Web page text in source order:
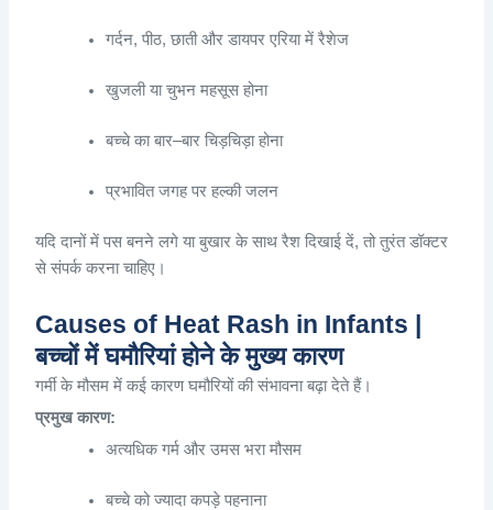
गर्दन,पीठ,छाती और डायपर एरिया में रैशेज
खुजली या चुभन महसूस होना
बच्चे का बार–बार चिड़चिड़ा होना
प्रभावित जगह पर हल्की जलन
यदि दानों में पस बनने लगे या बुखार के साथ रैश दिखाई दें,तो तुरंत डॉक्टर
से संपर्क करना चाहिए ।
Causes of Heat Rash in Infants |
बच्चों में घमौरियां होने के मुख्य कारण
गर्मी के मौसम में कई कारण घमौरियों की संभावना बढ़ा देते हैं।
प्रमुख कारण:
अत्यधिक गर्म और उमस भरा मौसम
बच्चे को ज्यादा कपड़े पहनाना